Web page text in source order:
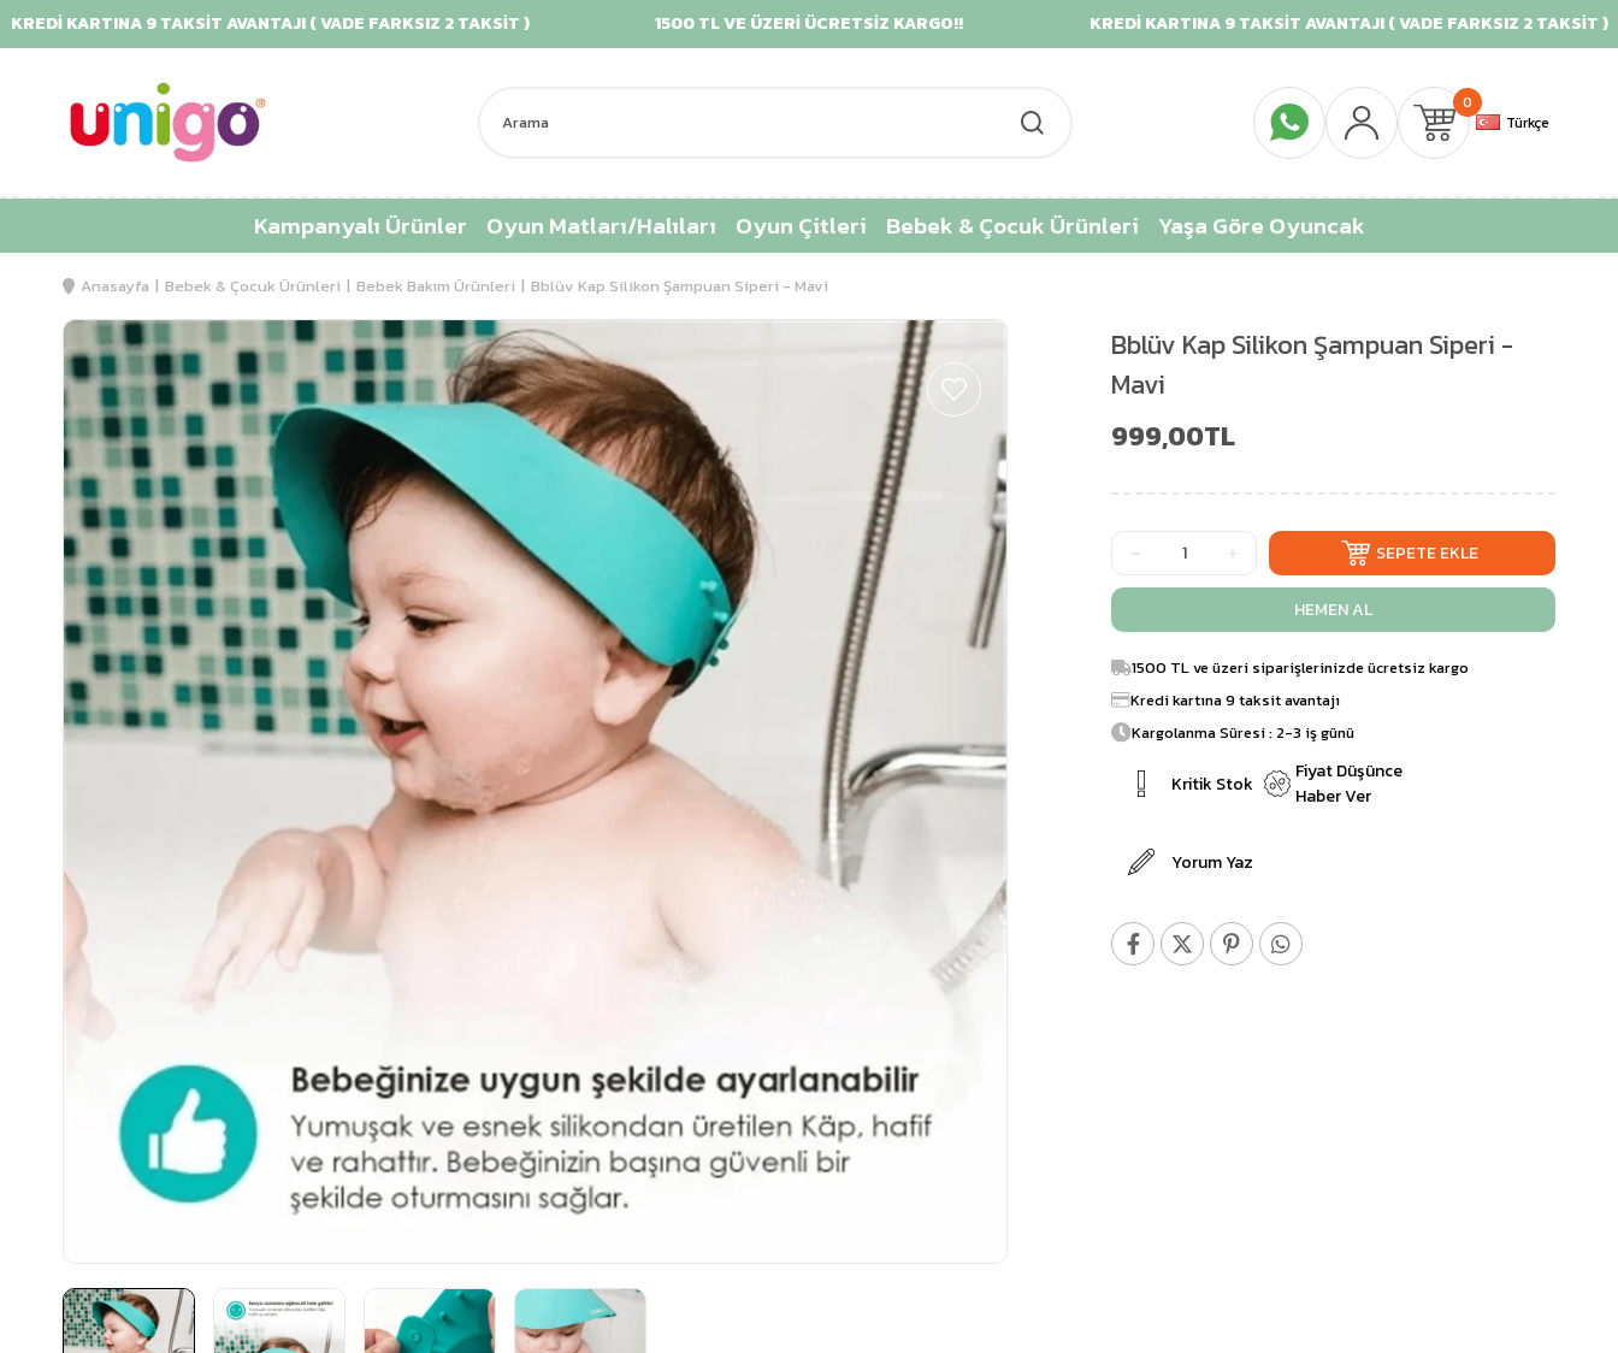
KARTINA 9 TAKSİT AVANTAJI ( VADE FARKSIZ 2 TAKSİT ) 1500 TL VE ÜZERİ ÜCRETSİZ KARGO!! KREDİ KARTINA 9 TAKSİT AVANTAJI ( VADE FARKSIZ 2 TAKSİT )
0
Türkçe
Kampanyalı Ürünler Oyun Matları/Halıları Oyun Çitleri Bebek & Çocuk Ürünleri Yaşa Göre Oyuncak
Anasayfa Bebek & Çocuk Ürünleri Bebek Bakım Ürünleri Bblüv Kap Silikon Şampuan Siperi - Mavi
Bblüv Kap Silikon Şampuan Siperi -
Mavi
999,00TL
1500 TL ve üzeri siparişlerinizde ücretsiz kargo
Kredi kartına 9 taksit avantajı
Kargolanma Süresi : 2-3 iş günü
Kritik Stok
Fiyat Düşünce
Haber Ver
Yorum Yaz